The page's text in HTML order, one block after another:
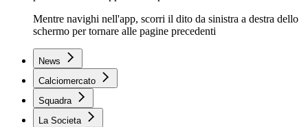
Mentre navighi nell'app, scorri il dito da sinistra a destra dello
schermo per tornare alle pagine precedenti
News
Calciomercato
Squadra
La Societa